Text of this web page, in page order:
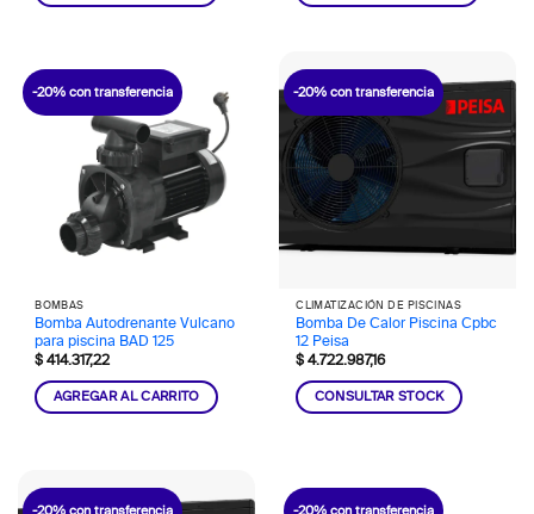
-20% con transferencia
BOMBAS
Bomba Autodrenante Vulcano
para piscina BAD 125
$ 414.317,22
AGREGAR AL CARRITO
-20% con transferencia
CLIMATIZACIÓN DE PISCINAS
Bomba De Calor Piscina Cpbc
12 Peisa
$ 4.722.987,16
CONSULTAR STOCK